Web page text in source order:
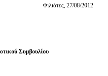
Φιλιάτες, 27/08/2012
Συμβουλίου